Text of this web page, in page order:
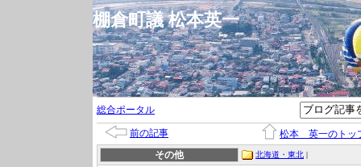
棚倉町議 松本英一
総合ポータル
前の記事
松本 英一のトッ
その他
北海道・東北 |